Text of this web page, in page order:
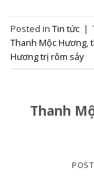
Posted in Tin tức |
Thanh Mộc Hương
Hương trị rôm sảy
Thanh